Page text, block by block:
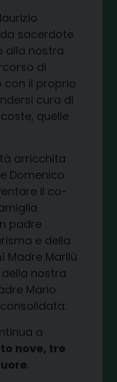
sacerdote
alla nostra
di
il proprio
cura di
quelle
arricchita
Domenico
il co-
padre
e della
Madre Marilù
nostra
Mario
a
nove, tre
.